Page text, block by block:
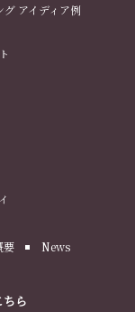
グ アイディア例
要
News
ら